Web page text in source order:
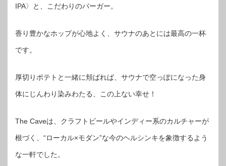
IPA〉と、こだわりのバーガー。
香り豊かなホップが心地よく、サウナのあとには最高の一杯
です。
厚切りポテトと一緒に頬ばれば、サウナで空っぽになった身
体にじんわり染みわたる、この上ない幸せ！
The Caveは、クラフトビールやインディー系のカルチャーが
根づく、“ローカル×モダン”な今のヘルシンキを象徴するよう
な一軒でした。